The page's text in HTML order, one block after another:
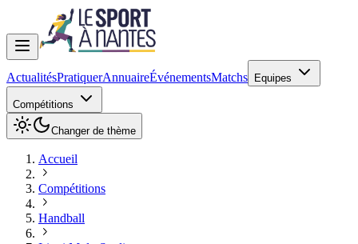
ActualitésPratiquerAnnuaireÉvénementsMatchs Equipes
Compétitions
Changer de thème
Accueil
Compétitions
Handball